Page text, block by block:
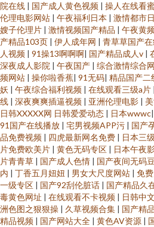
院在线 | 国产成人黄色视频 | 操人在线看
伦理电影网站 | 午夜福利日本 | 激情都市
嫂子伦理片 | 激情视频国产精品 | 午夜黄
产精品103页 | 伊人成年网 | 青草草国产
人视频 | 91操13啊啊啊| 国产精品成人v |
深夜成人影院 | 午夜国产 | 综合激情综合网
频网站 | 操你啦香蕉| 91无码| 精品国产二
妖 | 午夜综合福利视频 | 在线观看三级a片 |
线 | 深夜爽爽插逼视频 | 亚洲伦理电影 |
日韩XXXXX网 日韩爱爱动态 | 日本wwwc|
91国产在线播放 | 宅男视频APP污 | 国产
品免费视频 | 四虎最新网名免费 | 日本三
片免费欧美片 | 黄色无码专区 | 日本午夜
片青青草 | 国产成人色情 | 国产夜间无码
内 | 丁香五月妞妞 | 男女大尺度网站 | 免
一级专区 | 国产92刮伦脏话 | 国产精品久
毒黄色网址 | 在线观看不卡视频 | 日韩中
洲色图之狠狠操 | 久草视频合集 | 国产精
精品视频 | 国产网站大全 | 黄色AV资源 |